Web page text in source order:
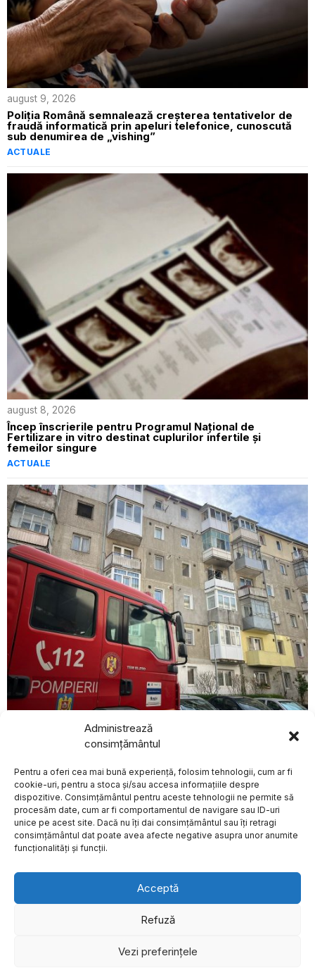
Administrează
consimțământul
Pentru a oferi cea mai bună experiență, folosim tehnologii, cum ar fi
cookie-uri, pentru a stoca și/sau accesa informațiile despre
dispozitive. Consimțământul pentru aceste tehnologii ne permite să
procesăm date, cum ar fi comportamentul de navigare sau ID-uri
unice pe acest site. Dacă nu îți dai consimțământul sau îți retragi
consimțământul dat poate avea afecte negative asupra unor anumite
funcționalități și funcții.
Acceptă
Refuză
Vezi preferințele
august 9, 2026
Poliția Română semnalează creșterea tentativelor de
fraudă informatică prin apeluri telefonice, cunoscută
sub denumirea de „vishing”
ACTUALE
august 8, 2026
Încep înscrierile pentru Programul Național de
Fertilizare in vitro destinat cuplurilor infertile și
femeilor singure
ACTUALE
O femeie a decedat în urma unui incendiu izbucnit într-
ACTUALE
Despre Politica de Confidențialitate Termeni și Conditii
Contact
Cookies
- Toate drepturile sunt rezervate.
BREAKING NEWS
Președintele Ucrainei
a discutat la Belgrad
despre scepticismul
Serbiei privind
aderarea la UE
Președintele Ucrainei a
efectuat vineri seara
prima sa vizită oficială
Fost pilot Air Canada
acuzat de operare
fără licență timp de
mai mulți ani, anunță
autoritățile
anunțat punerea sub